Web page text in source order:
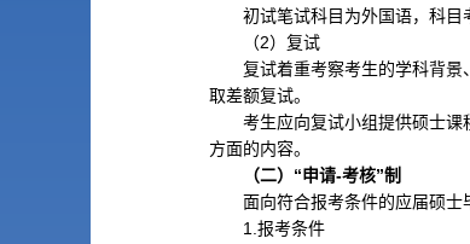
初试笔试科目为外国语，科目
（2）复试
复试着重考察考生的学科背
取差额复试。
考生应向复试小组提供硕士
方面的内容。
（二）“申请-考核”制
面向符合报考条件的应届硕士
1.报考条件